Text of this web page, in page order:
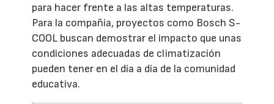
para hacer frente a las altas temperaturas.
Para la compañía, proyectos como Bosch S-
COOL buscan demostrar el impacto que unas
condiciones adecuadas de climatización
pueden tener en el día a día de la comunidad
educativa.